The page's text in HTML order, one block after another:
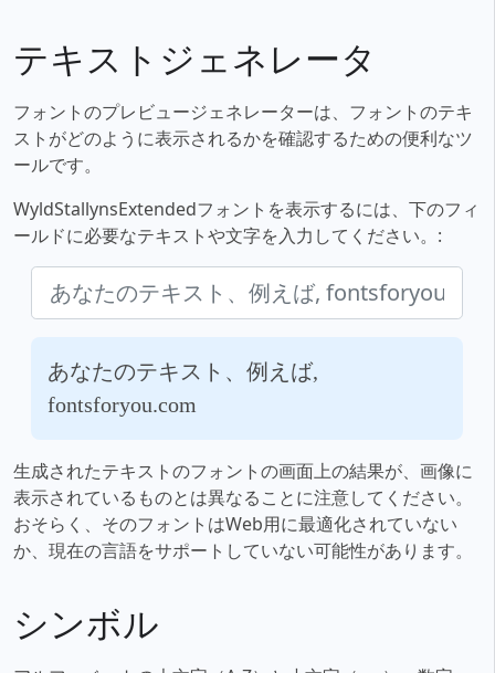
テキストジェネレータ
フォントのプレビュージェネレーターは、フォントのテキ
ストがどのように表示されるかを確認するための便利なツ
ールです。
WyldStallynsExtendedフォントを表示するには、下のフィ
ールドに必要なテキストや文字を入力してください。:
あなたのテキスト、例えば,
fontsforyou.com
生成されたテキストのフォントの画面上の結果が、画像に
表示されているものとは異なることに注意してください。
おそらく、そのフォントはWeb用に最適化されていない
か、現在の言語をサポートしていない可能性があります。
シンボル